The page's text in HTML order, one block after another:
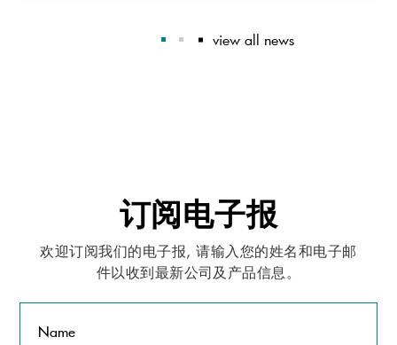
view all news
订阅电子报
欢迎订阅我们的电子报, 请输入您的姓名和电子邮
件以收到最新公司及产品信息。
Name